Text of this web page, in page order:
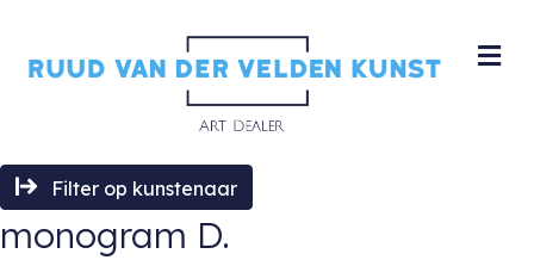
Filter op kunstenaar
monogram D.